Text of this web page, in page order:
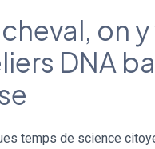
on
DNA
temps de science